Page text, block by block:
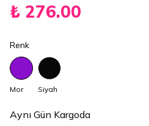
₺ 276.00
Renk
Mor Siyah
Aynı Gün Kargoda